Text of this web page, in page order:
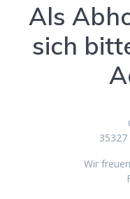
Als
sich
Wir